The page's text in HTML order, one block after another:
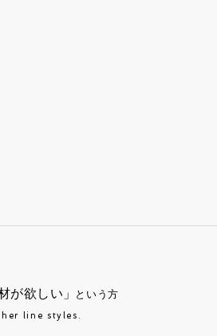
が欲しい」 という方
line styles.